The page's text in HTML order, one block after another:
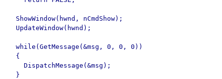
  ShowWindow(hwnd, nCmdShow);
  UpdateWindow(hwnd);
  while(GetMessage(&msg, 0, 0, 0))
  {
    DispatchMessage(&msg);
  }